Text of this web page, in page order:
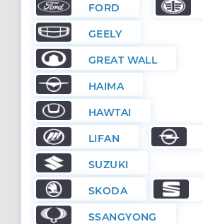
FORD
GEELY
GREAT WALL
HAIMA
HAWTAI
LIFAN
SUZUKI
SKODA
SSANGYONG